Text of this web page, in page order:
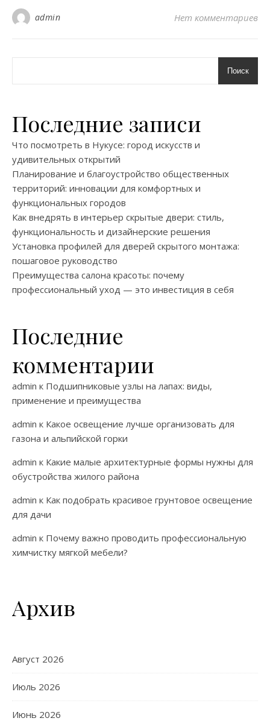
admin Нет комментариев
Поиск
Последние записи
Что посмотреть в Нукусе: город искусств и
удивительных открытий
Планирование и благоустройство общественных
территорий: инновации для комфортных и
функциональных городов
Как внедрять в интерьер скрытые двери: стиль,
функциональность и дизайнерские решения
Установка профилей для дверей скрытого монтажа:
пошаговое руководство
Преимущества салона красоты: почему
профессиональный уход — это инвестиция в себя
Последние
комментарии
admin к Подшипниковые узлы на лапах: виды,
применение и преимущества
admin к Какое освещение лучше организовать для
газона и альпийской горки
admin к Какие малые архитектурные формы нужны для
обустройства жилого района
admin к Как подобрать красивое грунтовое освещение
для дачи
admin к Почему важно проводить профессиональную
химчистку мягкой мебели?
Архив
Август 2026
Июль 2026
Июнь 2026